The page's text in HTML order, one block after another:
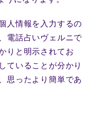
人情報を入力するの
電話占いヴェルニで
りと明示されてお
ていることが分かり
思ったより簡単であ